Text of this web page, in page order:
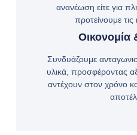
ανανέωση είτε για
προτείνουμε τις
Οικονομία
Συνδυάζουμε
υλικά, προσφέροντας
αντέχουν στον χρόνο